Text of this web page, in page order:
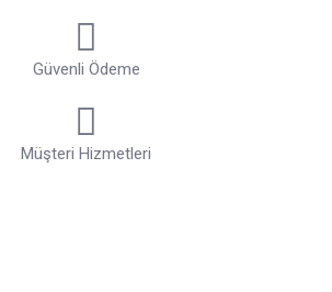
Güvenli Ödeme
Müşteri Hizmetleri